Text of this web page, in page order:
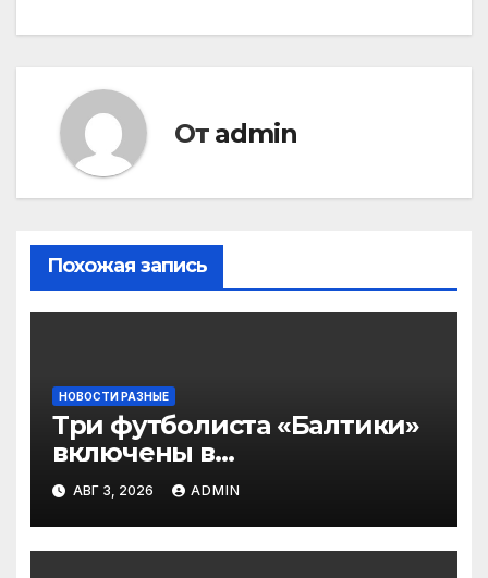
От admin
Похожая запись
НОВОСТИ РАЗНЫЕ
Три футболиста «Балтики»
включены в
символическую сборную
2‑го тура РПЛ по версии
подписчиков МАТЧ
ПРЕМЬЕР
АВГ 3, 2026 ADMIN